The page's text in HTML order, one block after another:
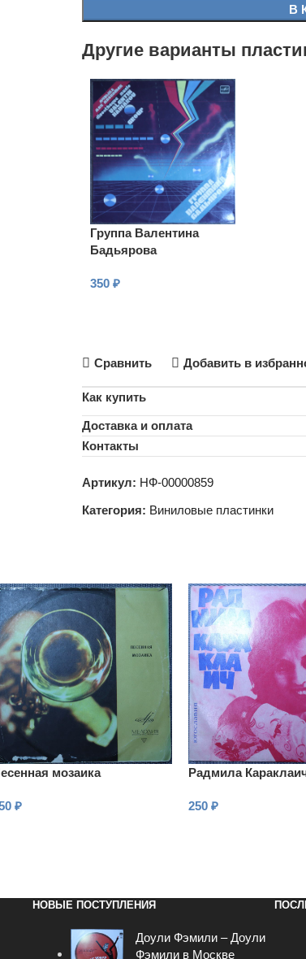
В
Другие варианты
Группа Валентина
Бадьярова
350 ₽
Сравнить Добавить в
Как купить
Доставка и оплата
Контакты
Артикул: НФ-00000859
Категория: Виниловые пластинки
мозаика
₽
Радмила
250₽
НОВЫЕ ПОСТУПЛЕНИЯ
Доули Фэмили – Доули
Фэмили в Москве